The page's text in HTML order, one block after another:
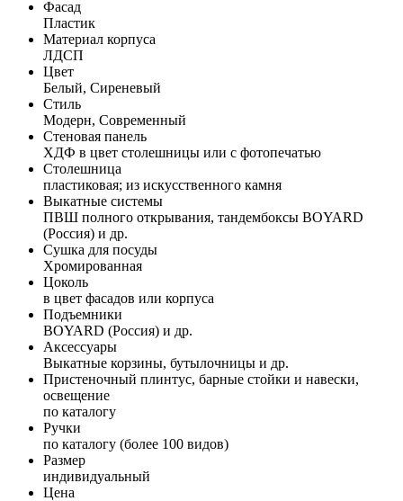
Фасад
Пластик
Материал корпуса
ЛДСП
Цвет
Белый, Сиреневый
Стиль
Модерн, Современный
Стеновая панель
ХДФ в цвет столешницы или с фотопечатью
Столешница
пластиковая; из искусственного камня
Выкатные системы
ПВШ полного открывания, тандембоксы BOYARD
(Россия) и др.
Сушка для посуды
Хромированная
Цоколь
в цвет фасадов или корпуса
Подъемники
BOYARD (Россия) и др.
Аксессуары
Выкатные корзины, бутылочницы и др.
Пристеночный плинтус, барные стойки и навески,
освещение
по каталогу
Ручки
по каталогу (более 100 видов)
Размер
индивидуальный
Цена